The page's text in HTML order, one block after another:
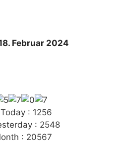
Februar 2024
: 1256
: 2548
: 20567